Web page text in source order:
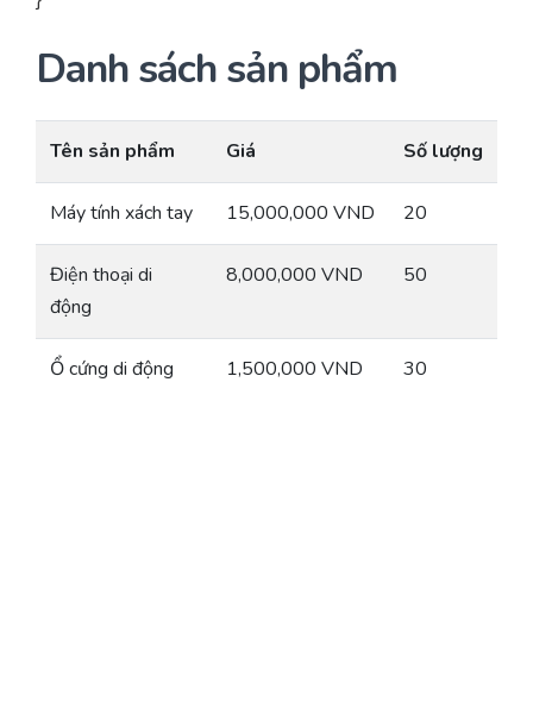
Danh sách sản phẩm
Tên sản phẩm Giá Số lượng
Máy tính xách tay 15,000,000 VND 20
Điện thoại di
động
8,000,000 VND 50
Ổ cứng di động 1,500,000 VND 30